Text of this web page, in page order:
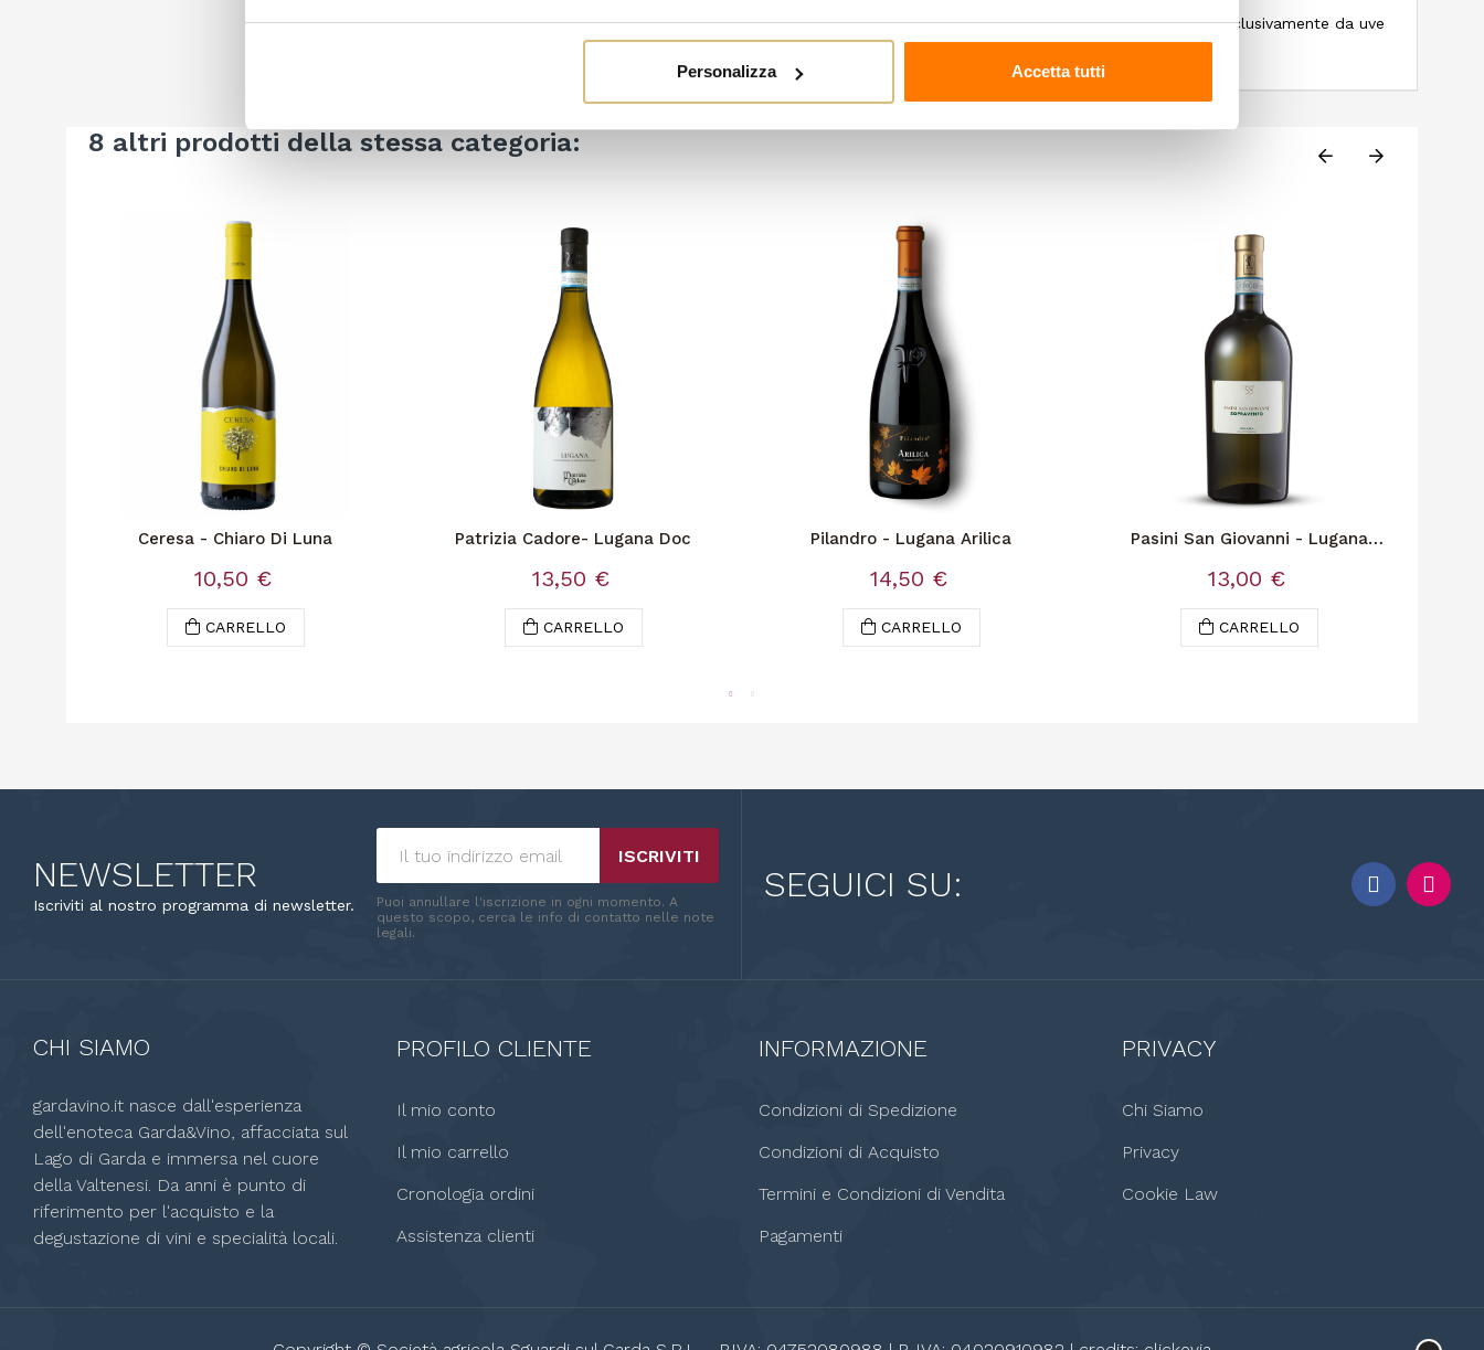
Personalizza Accetta tutti
per un vino molto fresco e poco alcolico.listica. Prodotto esclusivamente da uve
8 altri prodotti della stessa categoria:
Ceresa - Chiaro Di Luna
10,50 €
CARRELLO
Patrizia Cadore- Lugana Doc
13,50 €
CARRELLO
Pilandro - Lugana Arilica
14,50 €
CARRELLO
Pasini San Giovanni - Lugana
13,00 €
CARRELLO
NEWSLETTER
Iscriviti al nostro programma di newsletter.
ISCRIVITI
Puoi annullare l'iscrizione in ogni momento. A
questo scopo, cerca le info di contatto nelle note
legali.
SEGUICI SU:
CHI SIAMO
gardavino.it nasce dall'esperienza
dell'enoteca Garda&Vino, affacciata sul
Lago di Garda e immersa nel cuore
della Valtenesi. Da anni è punto di
riferimento per l'acquisto e la
degustazione di vini e specialità locali.
PROFILO CLIENTE
Il mio conto
Il mio carrello
Cronologia ordini
Assistenza clienti
INFORMAZIONE
Condizioni di Spedizione
Condizioni di Acquisto
Termini e Condizioni di Vendita
Pagamenti
PRIVACY
Chi Siamo
Privacy
Cookie Law